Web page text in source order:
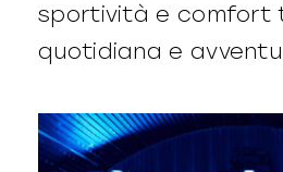
sportività e comfort
quotidiana e